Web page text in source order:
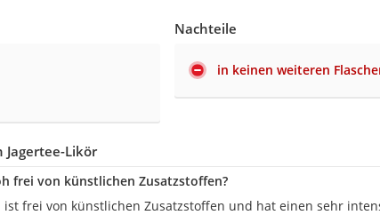
Nachteile
in keinen weiteren
Likör
frei von künstlichen Zusatzstoffen?
ist frei von künstlichen Zusatzstoffen und hat einen sehr